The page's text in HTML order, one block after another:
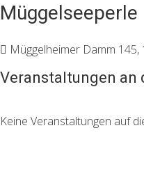
Müggelseeperle
Müggelheimer Damm 145,
Veranstaltungen an
Keine Veranstaltungen auf